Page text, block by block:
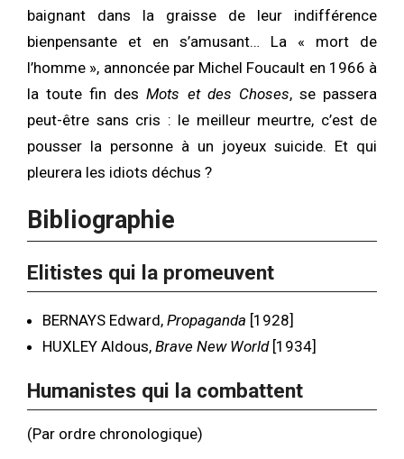
baignant dans la graisse de leur indifférence
bienpensante et en s’amusant… La « mort de
l’homme », annoncée par Michel Foucault en 1966 à
la toute fin desMots et des Choses, se passera
peut-être sans cris : le meilleur meurtre, c’est de
pousser la personne à un joyeux suicide. Et qui
pleurera les idiots déchus ?
Bibliographie
Elitistes qui la promeuvent
BERNAYS Edward, Propaganda [1928]
HUXLEY Aldous, Brave New World[1934]
Humanistes qui la combattent
(Par ordre chronologique)